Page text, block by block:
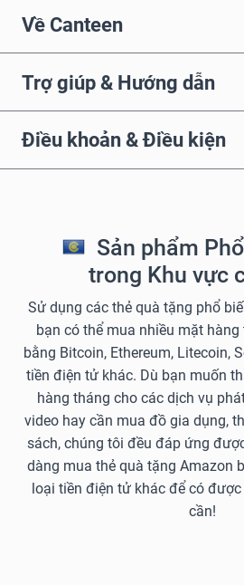
Về Canteen
Trợ giúp & Hướng dẫn
Điều khoản & Điều kiện
Sản phẩm
trong Khu vực
Sử dụng các thẻ quà tặng phổ
bạn có thể mua nhiều mặt
bằng Bitcoin, Ethereum, Litecoin,
tiền điện tử khác. Dù bạn muốn
hàng tháng cho các dịch vụ
video hay cần mua đồ gia dụng,
sách, chúng tôi đều đáp ứng
dàng mua thẻ quà tặng Amazon
loại tiền điện tử khác để có
cần!